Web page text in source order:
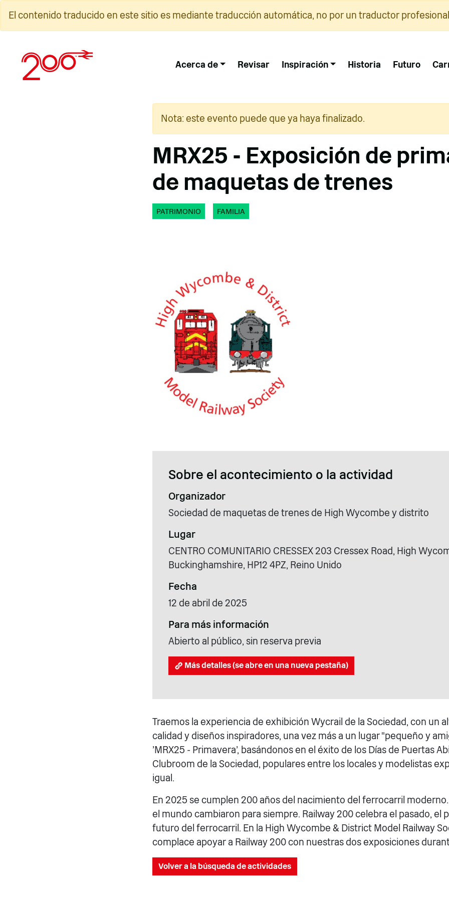
contenido
El contenido traducido en este sitio es mediante traducción automática, no por un traductor
Acerca de Revisar Inspiración Historia Futuro
Nota: este evento puede que ya haya finalizado.
MRX25 - Exposición de
de maquetas de trenes
PATRIMONIO FAMILIA
Sobre el acontecimiento o la actividad
Organizador
Sociedad de maquetas de trenes de High Wycombe y distrito
Lugar
CENTRO COMUNITARIO CRESSEX 203 Cressex Road, High
Buckinghamshire, HP12 4PZ, Reino Unido
Fecha
12 de abril de 2025
Para más información
Abierto al público, sin reserva previa
Más detalles (se abre en una nueva pestaña)
Traemos la experiencia de exhibición Wycrail de la Sociedad, con un
calidad y diseños inspiradores, una vez más a un lugar "pequeño y
'MRX25 - Primavera', basándonos en el éxito de los Días de Puertas
Clubroom de la Sociedad, populares entre los locales y modelistas
igual.
En 2025 se cumplen 200 años del nacimiento del ferrocarril
el mundo cambiaron para siempre. Railway 200 celebra el pasado, el
futuro del ferrocarril. En la High Wycombe & District Model Railway
complace apoyar a Railway 200 con nuestras dos exposiciones
Volver a la búsqueda de actividades